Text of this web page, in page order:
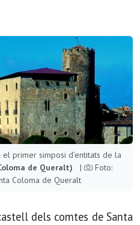
primer simposi d’entitats de la
de Queralt) |
Foto:
Coloma de Queralt
dels comtes de Santa